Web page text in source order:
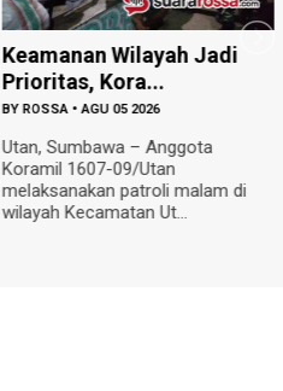
‎Keamanan Wilayah Jadi
Prioritas, Kora...
BY ROSSA •AGU 05 2026
‎Utan, Sumbawa – Anggota
Koramil 1607-09/Utan
melaksanakan patroli malam di
wilayah Kecamatan Ut...